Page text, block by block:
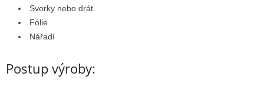
Svorky nebo drát
Fólie
Nářadí
Postup výroby: